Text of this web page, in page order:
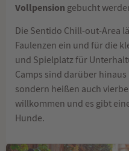
Vollpension gebucht
Die Sentido Chill-out-Area
Faulenzen ein und für die
und Spielplatz für
Camps sind darüber
sondern heißen auch
willkommen und es gibt
Hunde.